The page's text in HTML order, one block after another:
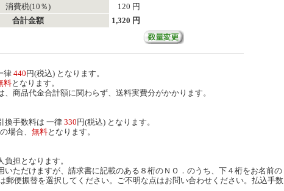
消費税(10％)
120 円
合計金額
1,320 円
律 440 円(税込) となります。
料となります。
、商品代金合計額に関わらず、送料実費分がかかります。
換手数料は 一律 330 円(税込) となります。
の場合、 無料となります。
担となります。
ただけますが、請求書に記載のある８桁のＮＯ．のうち、下４桁をお名前の
郵便振替を選択してください。ご不明な点はお問い合わせください。払込手数